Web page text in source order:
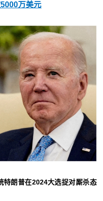
万美元
朗普在2024大选捉对厮杀态